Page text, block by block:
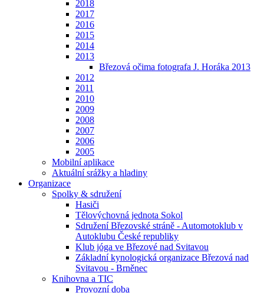
2018
2017
2016
2015
2014
2013
Březová očima fotografa J. Horáka 2013
2012
2011
2010
2009
2008
2007
2006
2005
Mobilní aplikace
Aktuální srážky a hladiny
Organizace
Spolky & sdružení
Hasiči
Tělovýchovná jednota Sokol
Sdružení Březovské stráně - Automotoklub v
Autoklubu České republiky
Klub jóga ve Březové nad Svitavou
Základní kynologická organizace Březová nad
Svitavou - Brněnec
Knihovna a TIC
Provozní doba